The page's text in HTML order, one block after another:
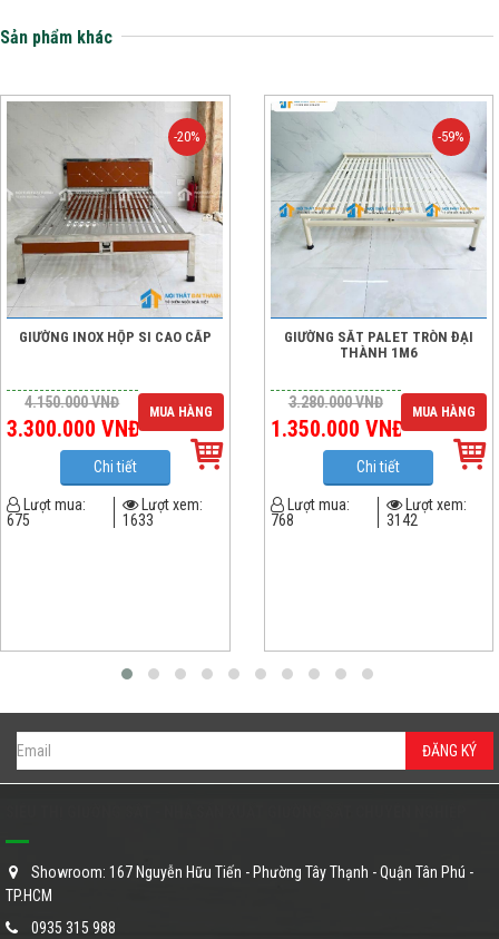
Sản phẩm khác
-20%
GIƯỜNG INOX HỘP SI CAO CẤP
4.150.000VNĐ
3.300.000 VNĐ
MUA HÀNG
Chi tiết
Lượt mua:
675
Lượt xem:
1633
-59%
GIƯỜNG SẮT PALET TRÒN ĐẠI
THÀNH 1M6
3.280.000VNĐ
1.350.000 VNĐ
MUA HÀNG
Chi tiết
Lượt mua:
768
Lượt xem:
3142
ĐĂNG KÝ
Showroom: 167 Nguyễn Hữu Tiến - Phường Tây Thạnh - Quận Tân Phú -
TP.HCM
0935 315 988